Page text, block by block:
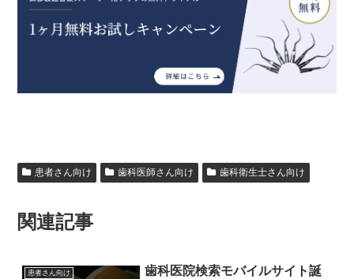
患者さん向け 歯科医師さん向け 歯科衛生士さん向け
関連記事
患者さん向け
歯科医院検索モバイルサイト誕